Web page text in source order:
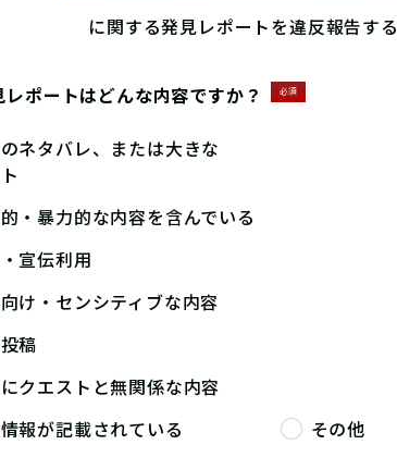
に関する発見レポートを違反報告する
ポートはどんな内容ですか？ 必須
ネタバレ、または大きな
・暴力的な内容を含んでいる
宣伝利用
け・センシティブな内容
稿
クエストと無関係な内容
報が記載されている
その他